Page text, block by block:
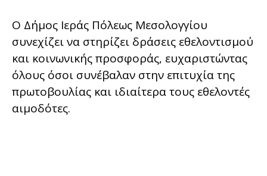
Ο Δήμος Ιεράς Πόλεως Μεσολογγίου
συνεχίζει να στηρίζει δράσεις εθελοντισμού
και κοινωνικής προσφοράς, ευχαριστώντας
όλους όσοι συνέβαλαν στην επιτυχία της
πρωτοβουλίας και ιδιαίτερα τους εθελοντές
αιμοδότες.